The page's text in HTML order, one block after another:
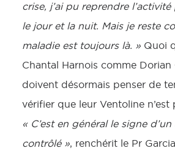
crise, j’ai pu reprendre l’activité
le jour et la nuit. Mais je reste
maladie est toujours là. » Quoi
Chantal Harnois comme Dorian
doivent désormais penser de
vérifier que leur Ventoline n’est
« C’est en général le signe
contrôlé », renchérit le Pr